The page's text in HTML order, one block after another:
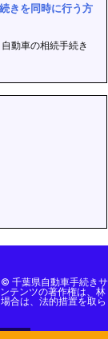
きを同時に行う方
自動車の相続手続き
千葉県自動車手続きサ
テンツの著作権は、林
合は、法的措置を取ら